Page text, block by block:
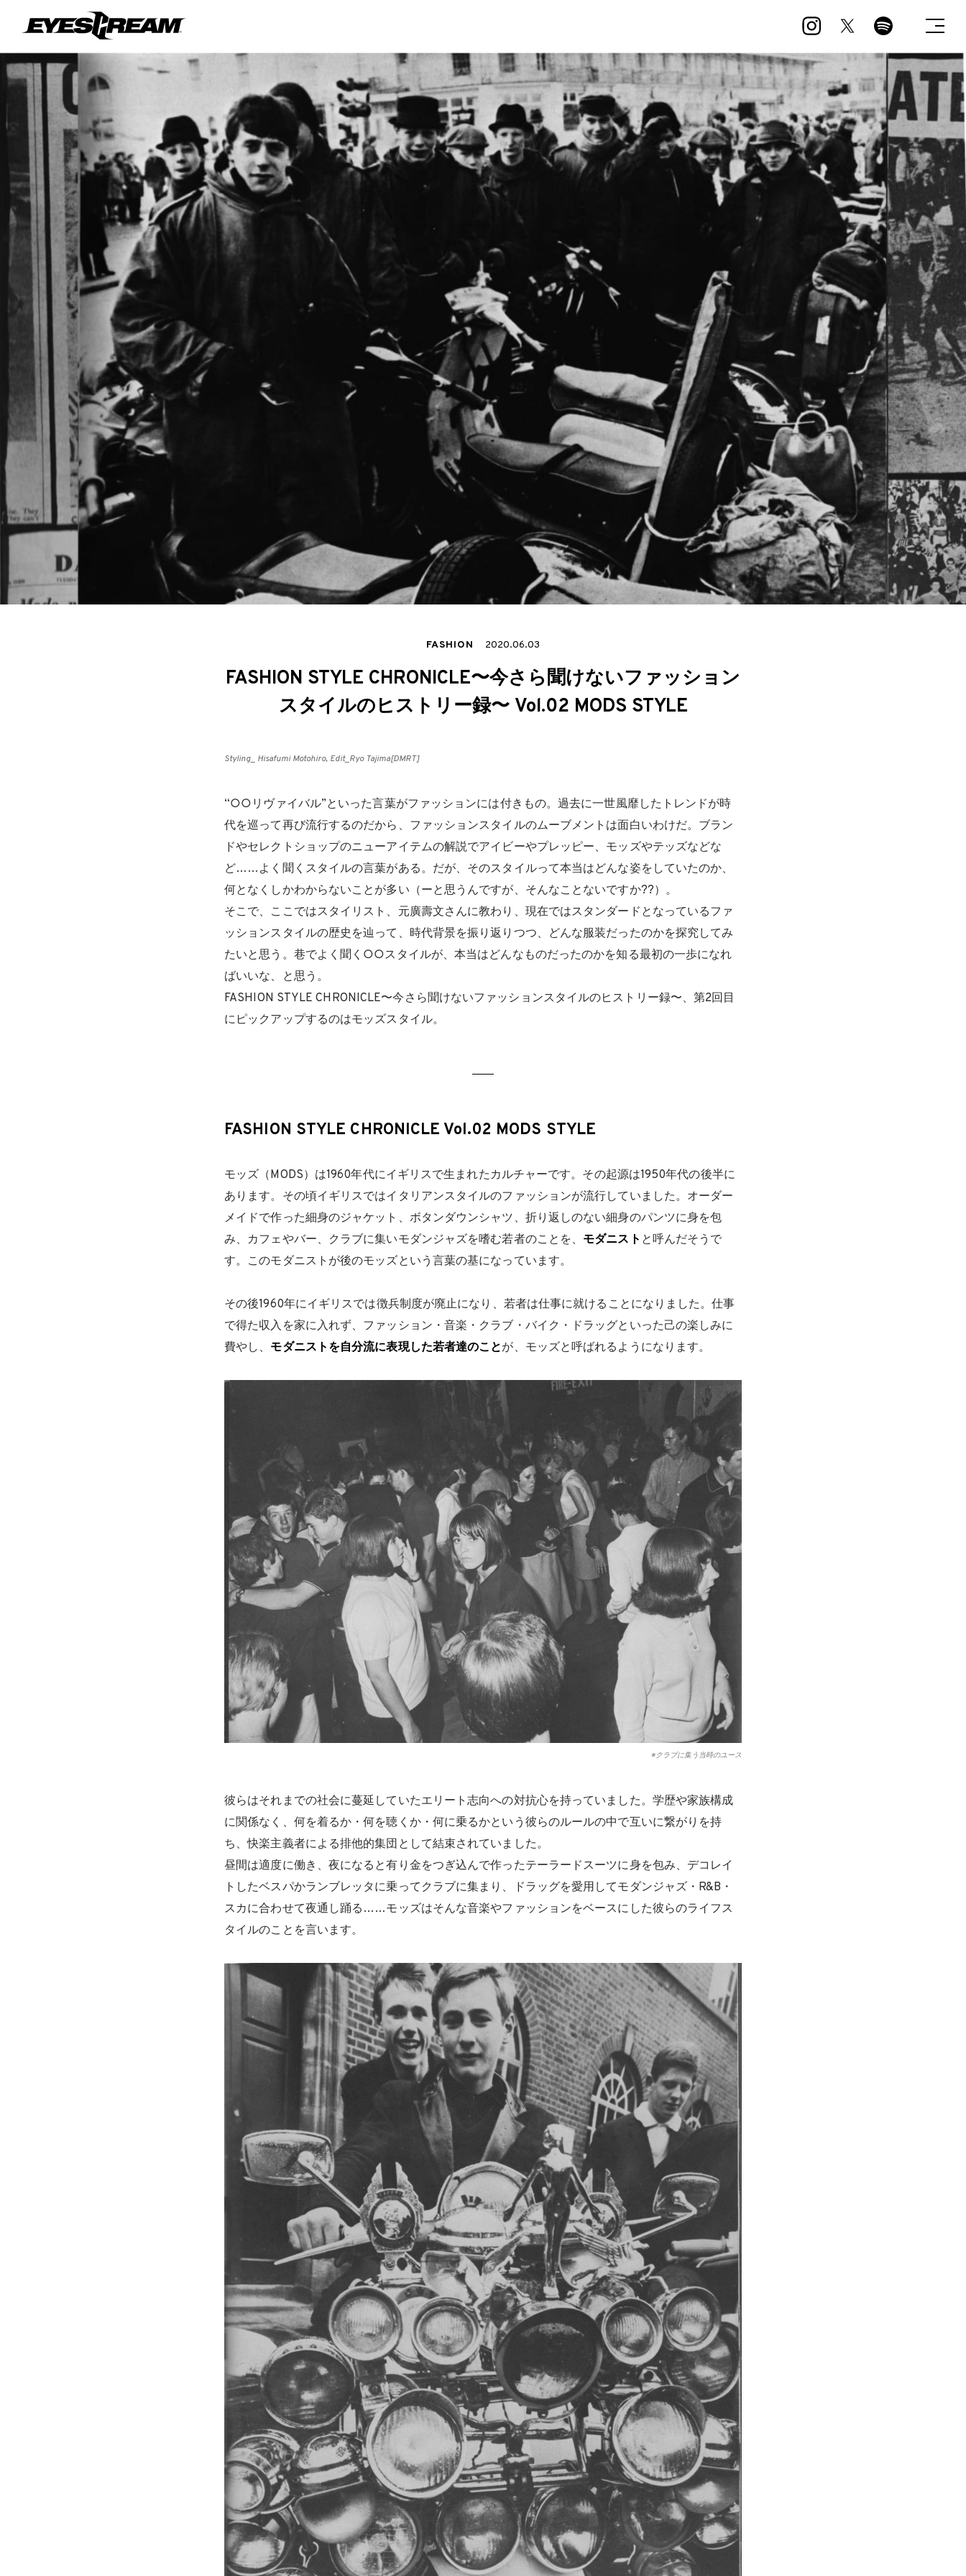
FASHION 2020.06.03
FASHION STYLE CHRONICLE〜今さら聞けないファッション
スタイルのヒストリー録〜 Vol.02 MODS STYLE
Styling_ Hisafumi Motohiro, Edit_Ryo Tajima[DMRT]
“○○リヴァイバル”といった言葉がファッションには付きもの。過去に一世風靡したトレンドが時
代を巡って再び流行するのだから、ファッションスタイルのムーブメントは面白いわけだ。ブラン
ドやセレクトショップのニューアイテムの解説でアイビーやプレッピー、モッズやテッズなどな
ど……よく聞くスタイルの言葉がある。だが、そのスタイルって本当はどんな姿をしていたのか、
何となくしかわからないことが多い（ーと思うんですが、そんなことないですか??）。
そこで、ここではスタイリスト、元廣壽文さんに教わり、現在ではスタンダードとなっているファ
ッションスタイルの歴史を辿って、時代背景を振り返りつつ、どんな服装だったのかを探究してみ
たいと思う。巷でよく聞く○○スタイルが、本当はどんなものだったのかを知る最初の一歩になれ
ばいいな、と思う。
FASHION STYLE CHRONICLE〜今さら聞けないファッションスタイルのヒストリー録〜、第2回目
にピックアップするのはモッズスタイル。
FASHION STYLE CHRONICLE Vol.02 MODS STYLE
モッズ（MODS）は1960年代にイギリスで生まれたカルチャーです。その起源は1950年代の後半に
あります。その頃イギリスではイタリアンスタイルのファッションが流行していました。オーダー
メイドで作った細身のジャケット、ボタンダウンシャツ、折り返しのない細身のパンツに身を包
み、カフェやバー、クラブに集いモダンジャズを嗜む若者のことを、 モダニスト と呼んだそうで
す。このモダニストが後のモッズという言葉の基になっています。
その後1960年にイギリスでは徴兵制度が廃止になり、若者は仕事に就けることになりました。仕事
で得た収入を家に入れず、ファッション・音楽・クラブ・バイク・ドラッグといった己の楽しみに
費やし、 モダニストを自分流に表現した若者達のことが、モッズと呼ばれるようになります。
※クラブに集う当時のユース
彼らはそれまでの社会に蔓延していたエリート志向への対抗心を持っていました。学歴や家族構成
に関係なく、何を着るか・何を聴くか・何に乗るかという彼らのルールの中で互いに繋がりを持
ち、快楽主義者による排他的集団として結束されていました。
昼間は適度に働き、夜になると有り金をつぎ込んで作ったテーラードスーツに身を包み、デコレイ
トしたベスパかランブレッタに乗ってクラブに集まり、ドラッグを愛用してモダンジャズ・R&B・
スカに合わせて夜通し踊る……モッズはそんな音楽やファッションをベースにした彼らのライフス
タイルのことを言います。